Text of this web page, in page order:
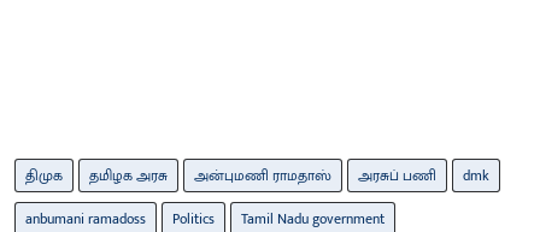
திமுக தமிழக அரசு அன்புமணி ராமதாஸ் அரசுப் பணி
dmk
anbumani ramadoss
Politics
Tamil Nadu government